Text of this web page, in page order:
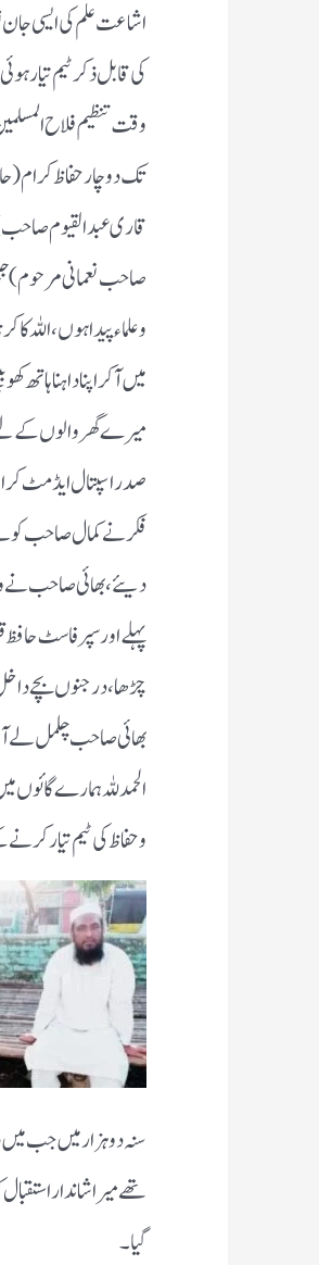
اشاعت علم کی ایسی جان
کی قابل ذکر ٹیم تیار
وقت تنظیم فلاح
تک دوچار حفاظ کرام (
قاری عبد القیوم صاحب
صاحب نعمانی
وعلماء پیدا ہوں ، اللہ
میں آکر اپنا داہنا
میرے گھر والوں کے
صدر اسپتال ایڈمٹ
فکر نے کمال صاحب کو
دیئے ، بھائی صاحب نے
پہلے اور سپر فاسٹ
چڑھا ، درجنوں بچے
بھائی صاحب چلمل لے
الحمد للہ ہمارے گائوں
وحفاظ کی ٹیم تیار
سنہ دوہزار میں جب
تھے میرا شاندار
گیا ۔